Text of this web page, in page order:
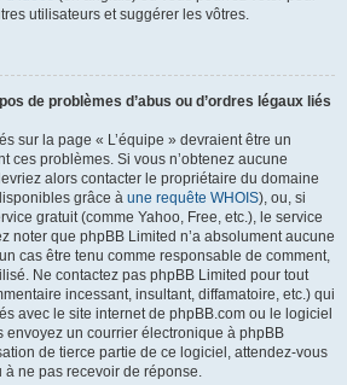
utilisateurs et suggérer les vôtres.
de problèmes d’abus ou d’ordres légaux liés
sur la page « L’équipe » devraient être un
ces problèmes. Si vous n’obtenez aucune
alors contacter le propriétaire du domaine
grâce à une requête WHOIS), ou, si
gratuit (comme Yahoo, Free, etc.), le service
noter que phpBB Limited n’a absolument aucune
cas être tenu comme responsable de comment,
Ne contactez pas phpBB Limited pour tout
incessant, insultant, diffamatoire, etc.) qui
avec le site internet de phpBB.com ou le logiciel
envoyez un courrier électronique à phpBB
de tierce partie de ce logiciel, attendez-vous
ne pas recevoir de réponse.